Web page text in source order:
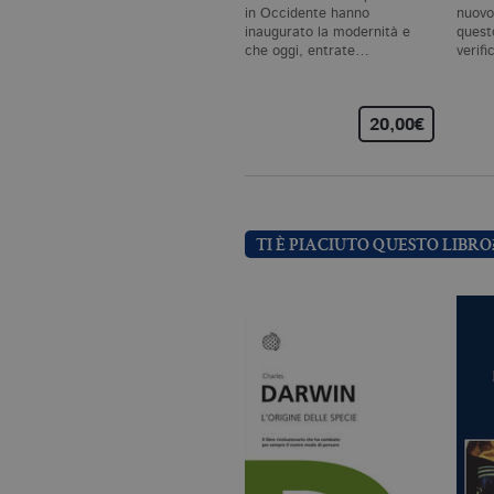
in Occidente hanno
inaugurato la modernità e
che oggi, entrate…
20,00€
TI È PIACIUTO QUESTO
CookieScriptConsent
_gat_UA-96327731-1
Nome
_fbp